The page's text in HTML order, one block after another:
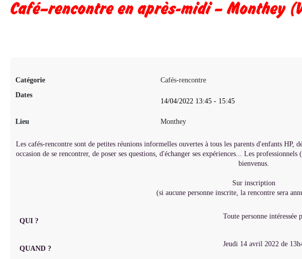
Café–rencontre en après-midi – Monthey
Catégorie
Cafés-rencontre
Dates
14/04/2022 13:45- 15:45
Lieu Monthey
Les cafés-rencontre sont de petites réunions informelles ouvertes à tous les parents d'enfants HP,
occasion de se rencontrer, de poser ses questions, d'échanger ses expériences... Les
bienvenus.
Sur inscription
(si aucune personne inscrite, la rencontre sera
QUI ?
Toute personne intéressée
QUAND ?
Jeudi 14 avril 2022 de